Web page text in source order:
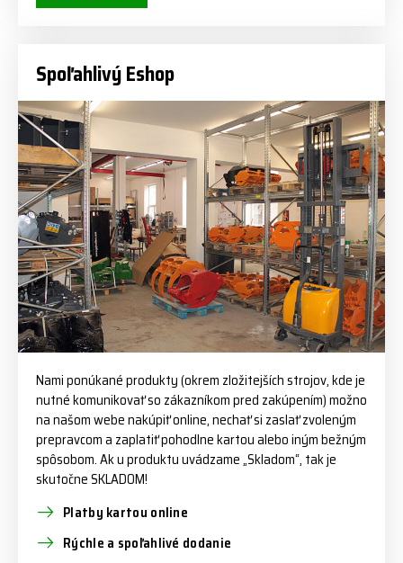
Spoľahlivý Eshop
Nami ponúkané produkty (okrem zložitejších strojov, kde je
nutné komunikovať so zákazníkom pred zakúpením) možno
na našom webe nakúpiť online, nechať si zaslať zvoleným
prepravcom a zaplatiť pohodlne kartou alebo iným bežným
spôsobom. Ak u produktu uvádzame „Skladom“, tak je
skutočne SKLADOM!
Platby kartou online
Rýchle a spoľahlivé dodanie